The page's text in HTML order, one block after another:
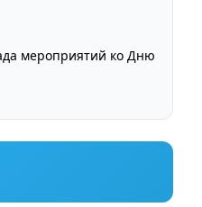
мероприятий ко Дню